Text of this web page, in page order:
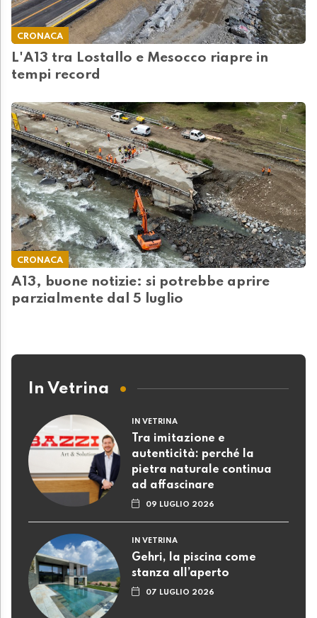
CRONACA
L'A13 tra Lostallo e Mesocco riapre in
tempi record
CRONACA
A13, buone notizie: si potrebbe aprire
parzialmente dal 5 luglio
In Vetrina
IN VETRINA
Tra imitazione e
autenticità: perché la
pietra naturale continua
ad affascinare
09 LUGLIO 2026
IN VETRINA
Gehri, la piscina come
stanza all’aperto
07 LUGLIO 2026